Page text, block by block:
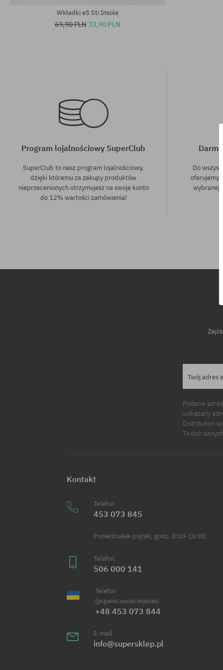
Wkładki eS Sti Insole
69,90 PLN33,90 PLN
Program lojalnościowy SuperClub
SuperClub to nasz program lojalnościowy,
dzięki któremu za zakupy produktów
nieprzecenionych otrzymujesz na swoje konto
do 12% wartości zamówienia!
Do
oferujemy
wybranej
Twój adres
Podanie
wskazany
Distribution
Twoich
Kontakt
Telefon
453 073 845
Poniedziałek-piątek, godz. 8:00-16:00
Telefon
506 000 141
Telefon
(українською мовою)
+48 453 073 844
E-mail
info@supersklep.pl